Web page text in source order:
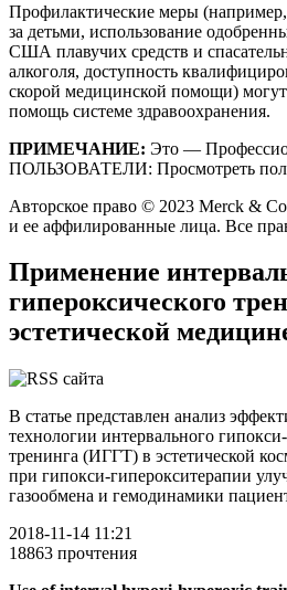
Профилактические меры
за детьми, использование
США плавучих средств и
алкоголя, доступность
скорой медицинской помощи)
помощь системе здравоохранения.
ПРИМЕЧАНИЕ: Это —
ПОЛЬЗОВАТЕЛИ: Просмотреть
Авторское право © 2023 Merck &
и ее аффилированные лица. Все
Применение
гипероксического
эстетической
В статье представлен анализ
технологии интервального
тренинга (ИГГТ) в эстетической
при гипокси-гиперокситерапии
газообмена и гемодинамики
2018-11-14 11:21
18863 прочтения